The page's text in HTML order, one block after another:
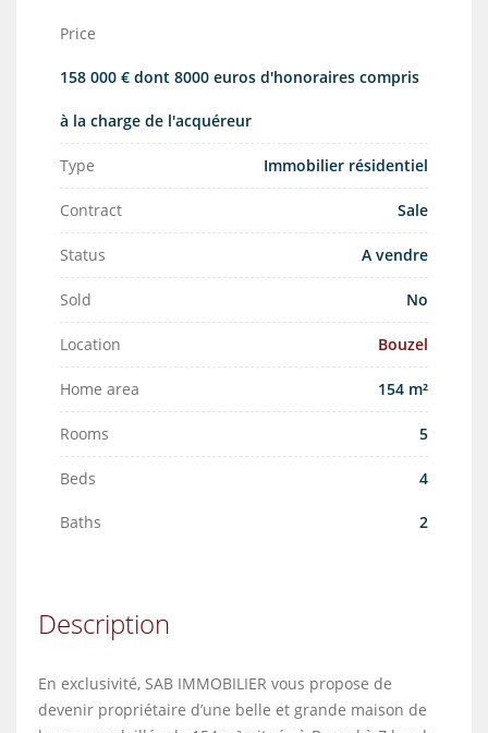
Price
158 000 € dont 8000 euros d'honoraires compris
à la charge de l'acquéreur
Type Immobilier résidentiel
Contract Sale
Status A vendre
Sold No
Location Bouzel
Home area 154 m²
Rooms 5
Beds 4
Baths 2
Description
En exclusivité, SAB IMMOBILIER vous propose de
devenir propriétaire d’une belle et grande maison de